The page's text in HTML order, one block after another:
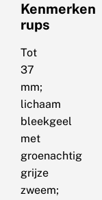
Kenmerken
rups
Tot
37
mm;
lichaam
bleekgeel
met
groenachtig
grijze
zweem;